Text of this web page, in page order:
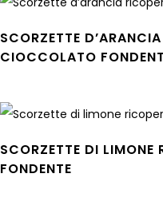
SCORZETTE
CIOCCOLATO
SCORZETTE DI
FONDENTE